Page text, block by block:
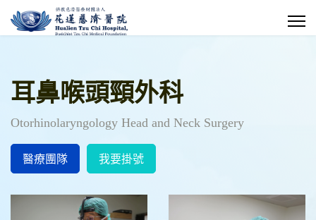
耳鼻喉頭頸外科
Otorhinolaryngology Head and Neck Surgery
醫療團隊 我要掛號